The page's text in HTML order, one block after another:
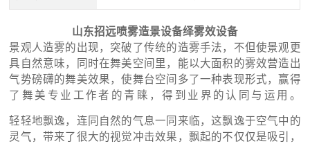
山东招远喷雾造景设备绎雾效设备
景观人造雾的出现，突破了传统的造雾手法，不但使景观更
具自然意味，同时在舞美空间里，能以大面积的雾效营造出
气势磅礴的舞美效果，使舞台空间多了一种表现形式，赢得
了舞美专业工作者的青睐，得到业界的认同与运用。
轻轻地飘逸，连同自然的气息一同来临，这飘逸于空气中的
灵气，带来了很大的视觉冲击效果，飘起的不仅仅是吸引，